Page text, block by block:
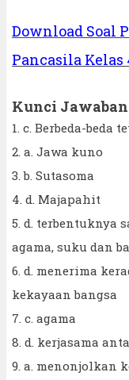
Download Soal
Pancasila
Kunci Jawaban
1. c. Berbeda-beda
2. a. Jawa kuno
3. b. Sutasoma
4. d. Majapahit
5. d. terbentuknya
agama, suku dan
6. d. menerima
kekayaan bangsa
7. c. agama
8. d. kerjasama
9. a. menonjolkan